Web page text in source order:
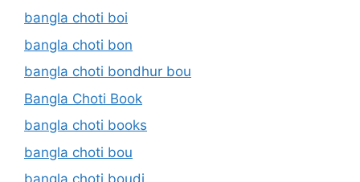
bangla choti boi
bangla choti bon
bangla choti bondhur bou
Bangla Choti Book
bangla choti books
bangla choti bou